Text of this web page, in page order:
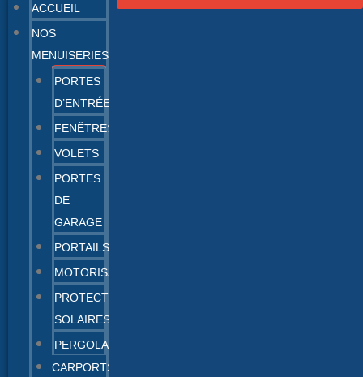
ACCUEIL
NOS
MENUISERIES
PORTES
D’ENTRÉE
FENÊTRES
VOLETS
PORTES
DE
GARAGE
PORTAILS
MOTORISATION
PROTECTIONS
SOLAIRES
PERGOLAS
CARPORTS